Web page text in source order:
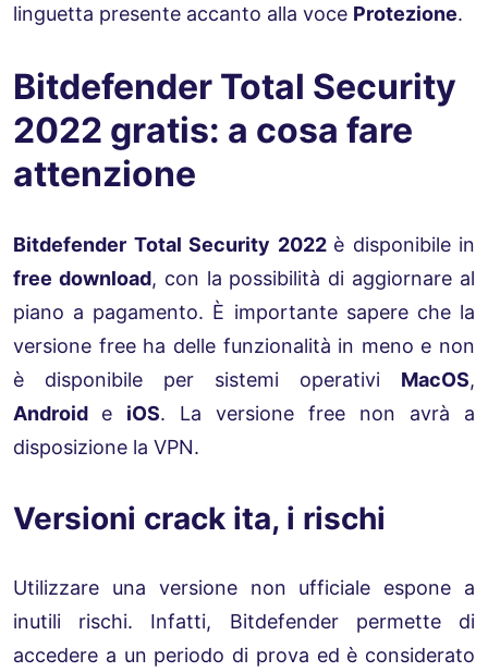
linguetta presente accanto alla voce Protezione.
Bitdefender Total Security
2022 gratis: a cosa fare
attenzione
Bitdefender Total Security 2022 è disponibile in
free download, con la possibilità di aggiornare al
piano a pagamento. È importante sapere che la
versione free ha delle funzionalità in meno e non
è disponibile per sistemi operativi MacOS,
Android e iOS. La versione free non avrà a
disposizione la VPN.
Versioni crack ita, i rischi
Utilizzare una versione non ufficiale espone a
inutili rischi. Infatti, Bitdefender permette di
accedere a un periodo di prova ed è considerato